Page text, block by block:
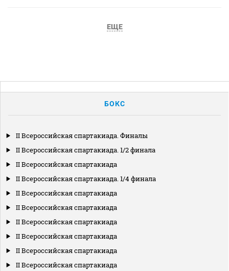
ЕЩЕ
БОКС
II Всероссийская спартакиада. Финалы
II Всероссийская спартакиада. 1/2 финала
II Всероссийская спартакиада
II Всероссийская спартакиада. 1/4 финала
II Всероссийская спартакиада
II Всероссийская спартакиада
II Всероссийская спартакиада
II Всероссийская спартакиада
II Всероссийская спартакиада
II Всероссийская спартакиада